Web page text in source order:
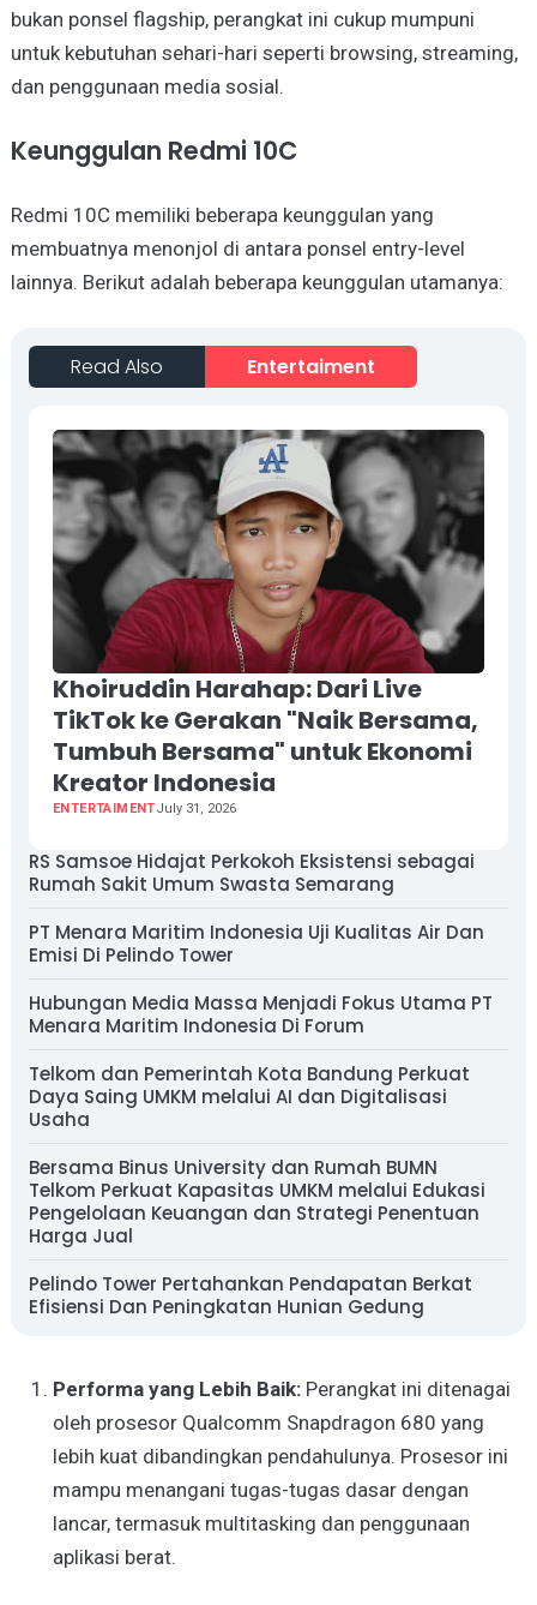
bukan ponsel flagship, perangkat ini cukup mumpuni
untuk kebutuhan sehari-hari seperti browsing, streaming,
dan penggunaan media sosial.
Keunggulan Redmi 10C
Redmi 10C memiliki beberapa keunggulan yang
membuatnya menonjol di antara ponsel entry-level
lainnya. Berikut adalah beberapa keunggulan utamanya:
Read Also Entertaiment
Khoiruddin Harahap: Dari Live
TikTok ke Gerakan "Naik Bersama,
Tumbuh Bersama" untuk Ekonomi
Kreator Indonesia
ENTERTAIMENTJuly 31, 2026
RS Samsoe Hidajat Perkokoh Eksistensi sebagai
Rumah Sakit Umum Swasta Semarang
PT Menara Maritim Indonesia Uji Kualitas Air Dan
Emisi Di Pelindo Tower
Hubungan Media Massa Menjadi Fokus Utama PT
Menara Maritim Indonesia Di Forum
Telkom dan Pemerintah Kota Bandung Perkuat
Daya Saing UMKM melalui AI dan Digitalisasi
Usaha
Bersama Binus University dan Rumah BUMN
Telkom Perkuat Kapasitas UMKM melalui Edukasi
Pengelolaan Keuangan dan Strategi Penentuan
Harga Jual
Pelindo Tower Pertahankan Pendapatan Berkat
Efisiensi Dan Peningkatan Hunian Gedung
Performa yang Lebih Baik:Perangkat ini ditenagai
oleh prosesor Qualcomm Snapdragon 680 yang
lebih kuat dibandingkan pendahulunya. Prosesor ini
mampu menangani tugas-tugas dasar dengan
lancar, termasuk multitasking dan penggunaan
aplikasi berat.